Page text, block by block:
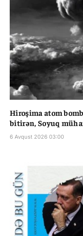
Hiroşima atom
bitirən, Soyuq
6 Avqust 2026 03:00